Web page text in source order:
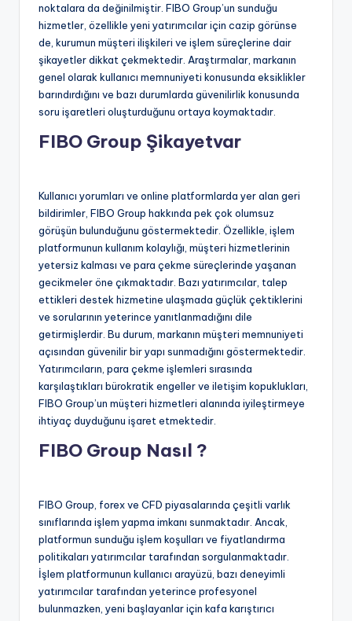
noktalara da değinilmiştir. FIBO Group’un sunduğu
hizmetler, özellikle yeni yatırımcılar için cazip görünse
de, kurumun müşteri ilişkileri ve işlem süreçlerine dair
şikayetler dikkat çekmektedir. Araştırmalar, markanın
genel olarak kullanıcı memnuniyeti konusunda eksiklikler
barındırdığını ve bazı durumlarda güvenilirlik konusunda
soru işaretleri oluşturduğunu ortaya koymaktadır.
FIBO Group Şikayetvar
Kullanıcı yorumları ve online platformlarda yer alan geri
bildirimler, FIBO Group hakkında pek çok olumsuz
görüşün bulunduğunu göstermektedir. Özellikle, işlem
platformunun kullanım kolaylığı, müşteri hizmetlerinin
yetersiz kalması ve para çekme süreçlerinde yaşanan
gecikmeler öne çıkmaktadır. Bazı yatırımcılar, talep
ettikleri destek hizmetine ulaşmada güçlük çektiklerini
ve sorularının yeterince yanıtlanmadığını dile
getirmişlerdir. Bu durum, markanın müşteri memnuniyeti
açısından güvenilir bir yapı sunmadığını göstermektedir.
Yatırımcıların, para çekme işlemleri sırasında
karşılaştıkları bürokratik engeller ve iletişim kopuklukları,
FIBO Group’un müşteri hizmetleri alanında iyileştirmeye
ihtiyaç duyduğunu işaret etmektedir.
FIBO Group Nasıl ?
FIBO Group, forex ve CFD piyasalarında çeşitli varlık
sınıflarında işlem yapma imkanı sunmaktadır. Ancak,
platformun sunduğu işlem koşulları ve fiyatlandırma
politikaları yatırımcılar tarafından sorgulanmaktadır.
İşlem platformunun kullanıcı arayüzü, bazı deneyimli
yatırımcılar tarafından yeterince profesyonel
bulunmazken, yeni başlayanlar için kafa karıştırıcı